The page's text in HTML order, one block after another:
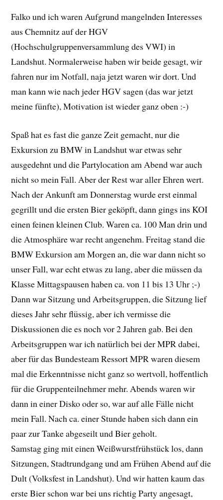
Falko und ich waren Aufgrund mangelnden Interesses
aus Chemnitz auf der HGV
(Hochschulgruppenversammlung des VWI) in
Landshut. Normalerweise haben wir beide gesagt, wir
fahren nur im Notfall, naja jetzt waren wir dort. Und
man kann wie nach jeder HGV sagen (das war jetzt
meine fünfte), Motivation ist wieder ganz oben :-)
Spaß hat es fast die ganze Zeit gemacht, nur die
Exkursion zu BMW in Landshut war etwas sehr
ausgedehnt und die Partylocation am Abend war auch
nicht so mein Fall. Aber der Rest war aller Ehren wert.
Nach der Ankunft am Donnerstag wurde erst einmal
gegrillt und die ersten Bier geköpft, dann gings ins KOI
einen feinen kleinen Club. Waren ca. 100 Man drin und
die Atmosphäre war recht angenehm. Freitag stand die
BMW Exkursion am Morgen an, die war dann nicht so
unser Fall, war echt etwas zu lang, aber die müssen da
Klasse Mittagspausen haben ca. von 11 bis 13 Uhr ;-)
Dann war Sitzung und Arbeitsgruppen, die Sitzung lief
dieses Jahr sehr flüssig, aber ich vermisse die
Diskussionen die es noch vor 2 Jahren gab. Bei den
Arbeitsgruppen war ich natürlich bei der MPR dabei,
aber für das Bundesteam Ressort MPR waren diesem
mal die Erkenntnisse nicht ganz so wertvoll, hoffentlich
für die Gruppenteilnehmer mehr. Abends waren wir
dann in einer Disko oder so, war auf alle Fälle nicht
mein Fall. Nach ca. einer Stunde haben sich dann ein
paar zur Tanke abgeseilt und Bier geholt.
Samstag ging mit einen Weißwurstfrühstück los, dann
Sitzungen, Stadtrundgang und am Frühen Abend auf die
Dult (Volksfest in Landshut). Und wir hatten kaum das
erste Bier schon war bei uns richtig Party angesagt,